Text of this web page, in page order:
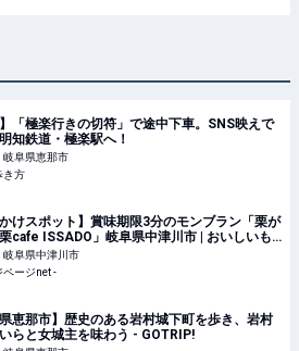
】「極楽行きの切符」で途中下車。SNS映えで
知鉄道・極楽駅へ！
岐阜県恵那市
き方
かけスポット】賞味期限3分のモンブラン「栗が
cafe ISSADO」岐阜県中津川市 | おいしいも
オレンジページnet
岐阜県中津川市
ページnet -
県恵那市】歴史のある岩村城下町を歩き、岩村
らと女城主を味わう - GOTRIP!